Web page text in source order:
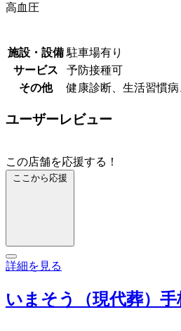
高血圧
施設・設備 駐車場有り
サービス
予防接種可
その他
健康診断、生活習慣
ユーザーレビュー
この店舗を応援する！
ここから応援
詳細を見る
いまそう（現代葬）